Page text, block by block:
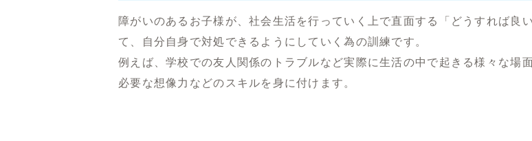
障がいのあるお子様が、社会生活を行っていく上で直面する「どうすれば
て、自分自身で対処できるようにしていく為の訓練です。
例えば、学校での友人関係のトラブルなど実際に生活の中で起きる様々な場
必要な想像力などのスキルを身に付けます。